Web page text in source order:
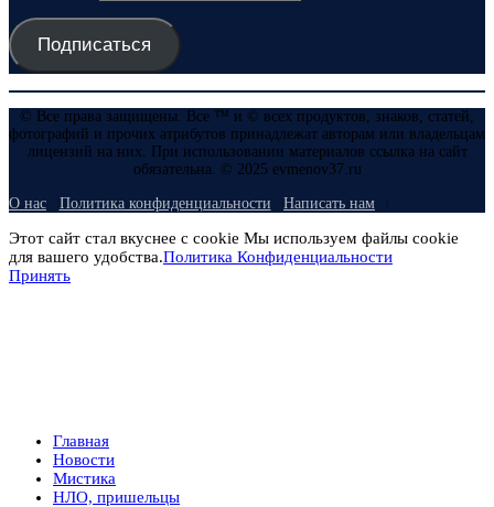
Подписаться
© Все права защищены. Все ™ и © всех продуктов, знаков, статей,
фотографий и прочих атрибутов принадлежат авторам или владельцам
лицензий на них. При использовании материалов ссылка на сайт
обязательна. © 2025 evmenov37.ru
О нас Политика конфиденциальности Написать нам
Этот сайт стал вкуснее с cookie Мы используем файлы cookie
для вашего удобства.Политика Конфиденциальности
Принять
Главная
Новости
Мистика
НЛО, пришельцы